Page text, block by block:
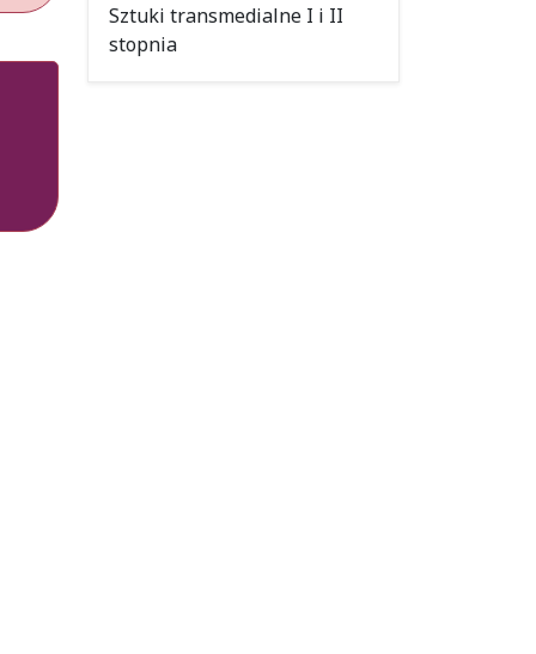
Sztuki transmedialne I i II
stopnia